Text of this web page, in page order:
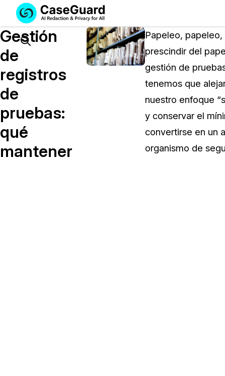
Servicios
SUSCRÍBASE
A
CASEGUARD
STUDIO
Soluciones
Search
Gestión
de
registros
de
pruebas:
qué
mantener
Papeleo,
prescindir del
gestión de
tenemos que
nuestro enfoque
y conservar el
convertirse en un
organismo de